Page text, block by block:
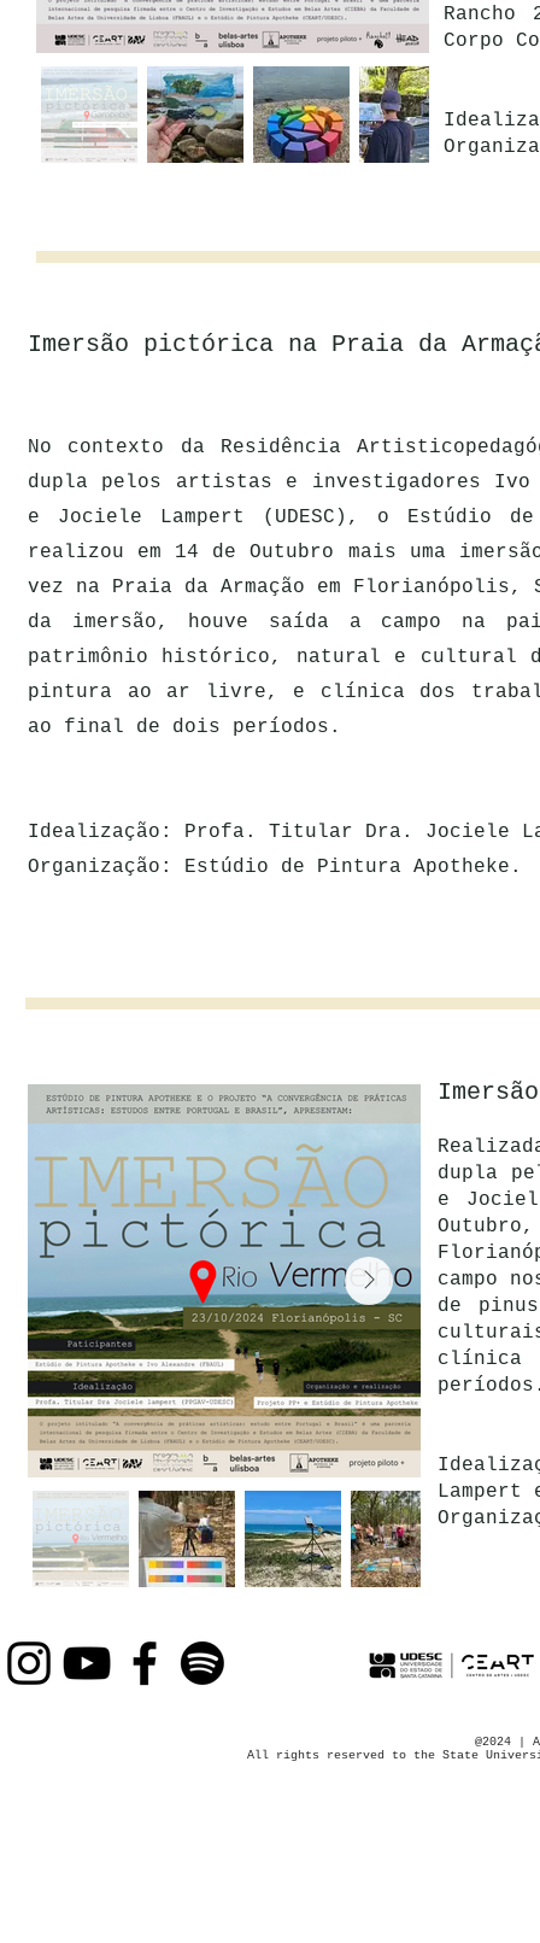
Corpo
Imersão pictórica na Praia da
No contexto da Residência
dupla pelos artistas e investigadores Ivo
e Jociele Lampert (UDESC), o Estúdio
realizou em 14 de Outubro mais uma
vez na Praia da Armação em Florianópolis,
da imersão, houve saída a campo na
patrimônio histórico, natural e cultural
pintura ao ar livre, e clínica dos
ao final de dois períodos.
Idealização: Profa. Titular Dra. Jociele
Organização: Estúdio de Pintura Apotheke.
dupla
e
campo
de
clínica
Lampert
@2024 |
All rights reserved to the State